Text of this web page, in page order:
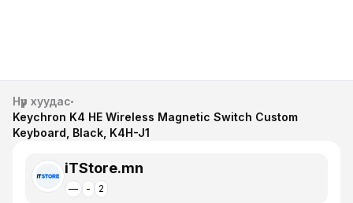
Нүүр хуудас
Keychron K4 HE Wireless Magnetic Switch Custom
Keyboard, Black, K4H-J1
iTStore.mn
— - 2